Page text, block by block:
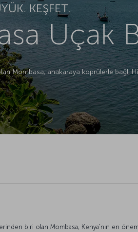
KEŞFET.
Uçak
Mombasa, anakaraya köprülerle bağlı
biri olan Mombasa, Kenya’nın en